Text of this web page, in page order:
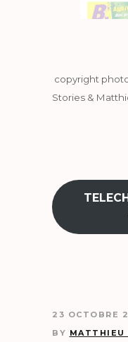
copyright
Stories &
23 OCTOBRE
BY MATTHIEU